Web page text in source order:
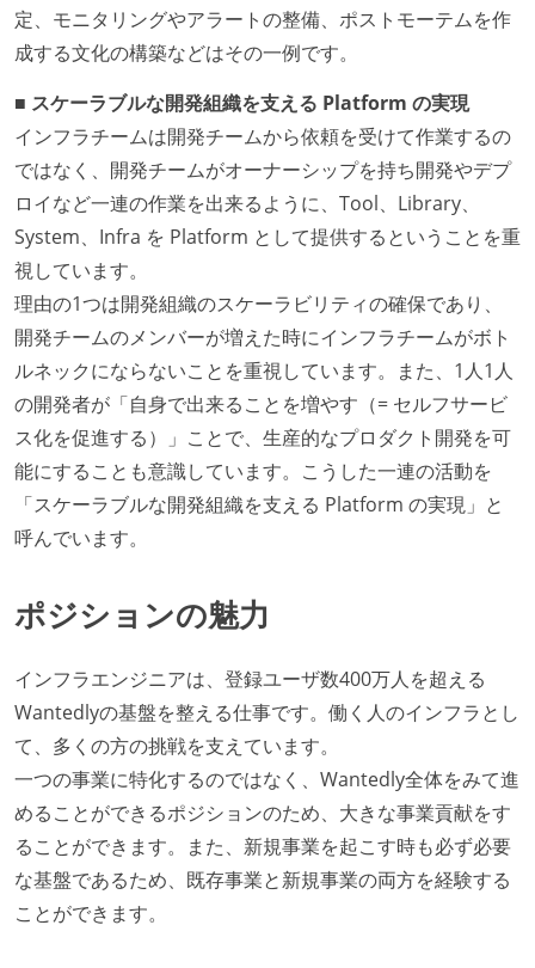
定、モニタリングやアラートの整備、ポストモーテムを作
成する文化の構築などはその一例です。
■ スケーラブルな開発組織を支える Platform の実現
インフラチームは開発チームから依頼を受けて作業するの
ではなく、開発チームがオーナーシップを持ち開発やデプ
ロイなど一連の作業を出来るように、Tool、Library、
System、Infra を Platform として提供するということを重
視しています。
理由の1つは開発組織のスケーラビリティの確保であり、
開発チームのメンバーが増えた時にインフラチームがボト
ルネックにならないことを重視しています。また、1人1人
の開発者が「自身で出来ることを増やす（= セルフサービ
ス化を促進する）」ことで、生産的なプロダクト開発を可
能にすることも意識しています。こうした一連の活動を
「スケーラブルな開発組織を支える Platform の実現」と
呼んでいます。
ポジションの魅力
インフラエンジニアは、登録ユーザ数400万人を超える
Wantedlyの基盤を整える仕事です。働く人のインフラとし
て、多くの方の挑戦を支えています。
一つの事業に特化するのではなく、Wantedly全体をみて進
めることができるポジションのため、大きな事業貢献をす
ることができます。また、新規事業を起こす時も必ず必要
な基盤であるため、既存事業と新規事業の両方を経験する
ことができます。